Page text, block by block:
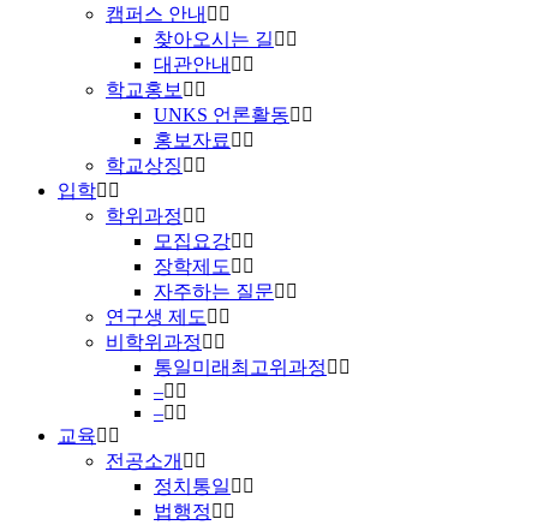
캠퍼스 안내
찾아오시는 길
대관안내
학교홍보
UNKS 언론활동
홍보자료
학교상징
입학
학위과정
모집요강
장학제도
자주하는 질문
연구생 제도
비학위과정
통일미래최고위과정
–
–
교육
전공소개
정치통일
법행정